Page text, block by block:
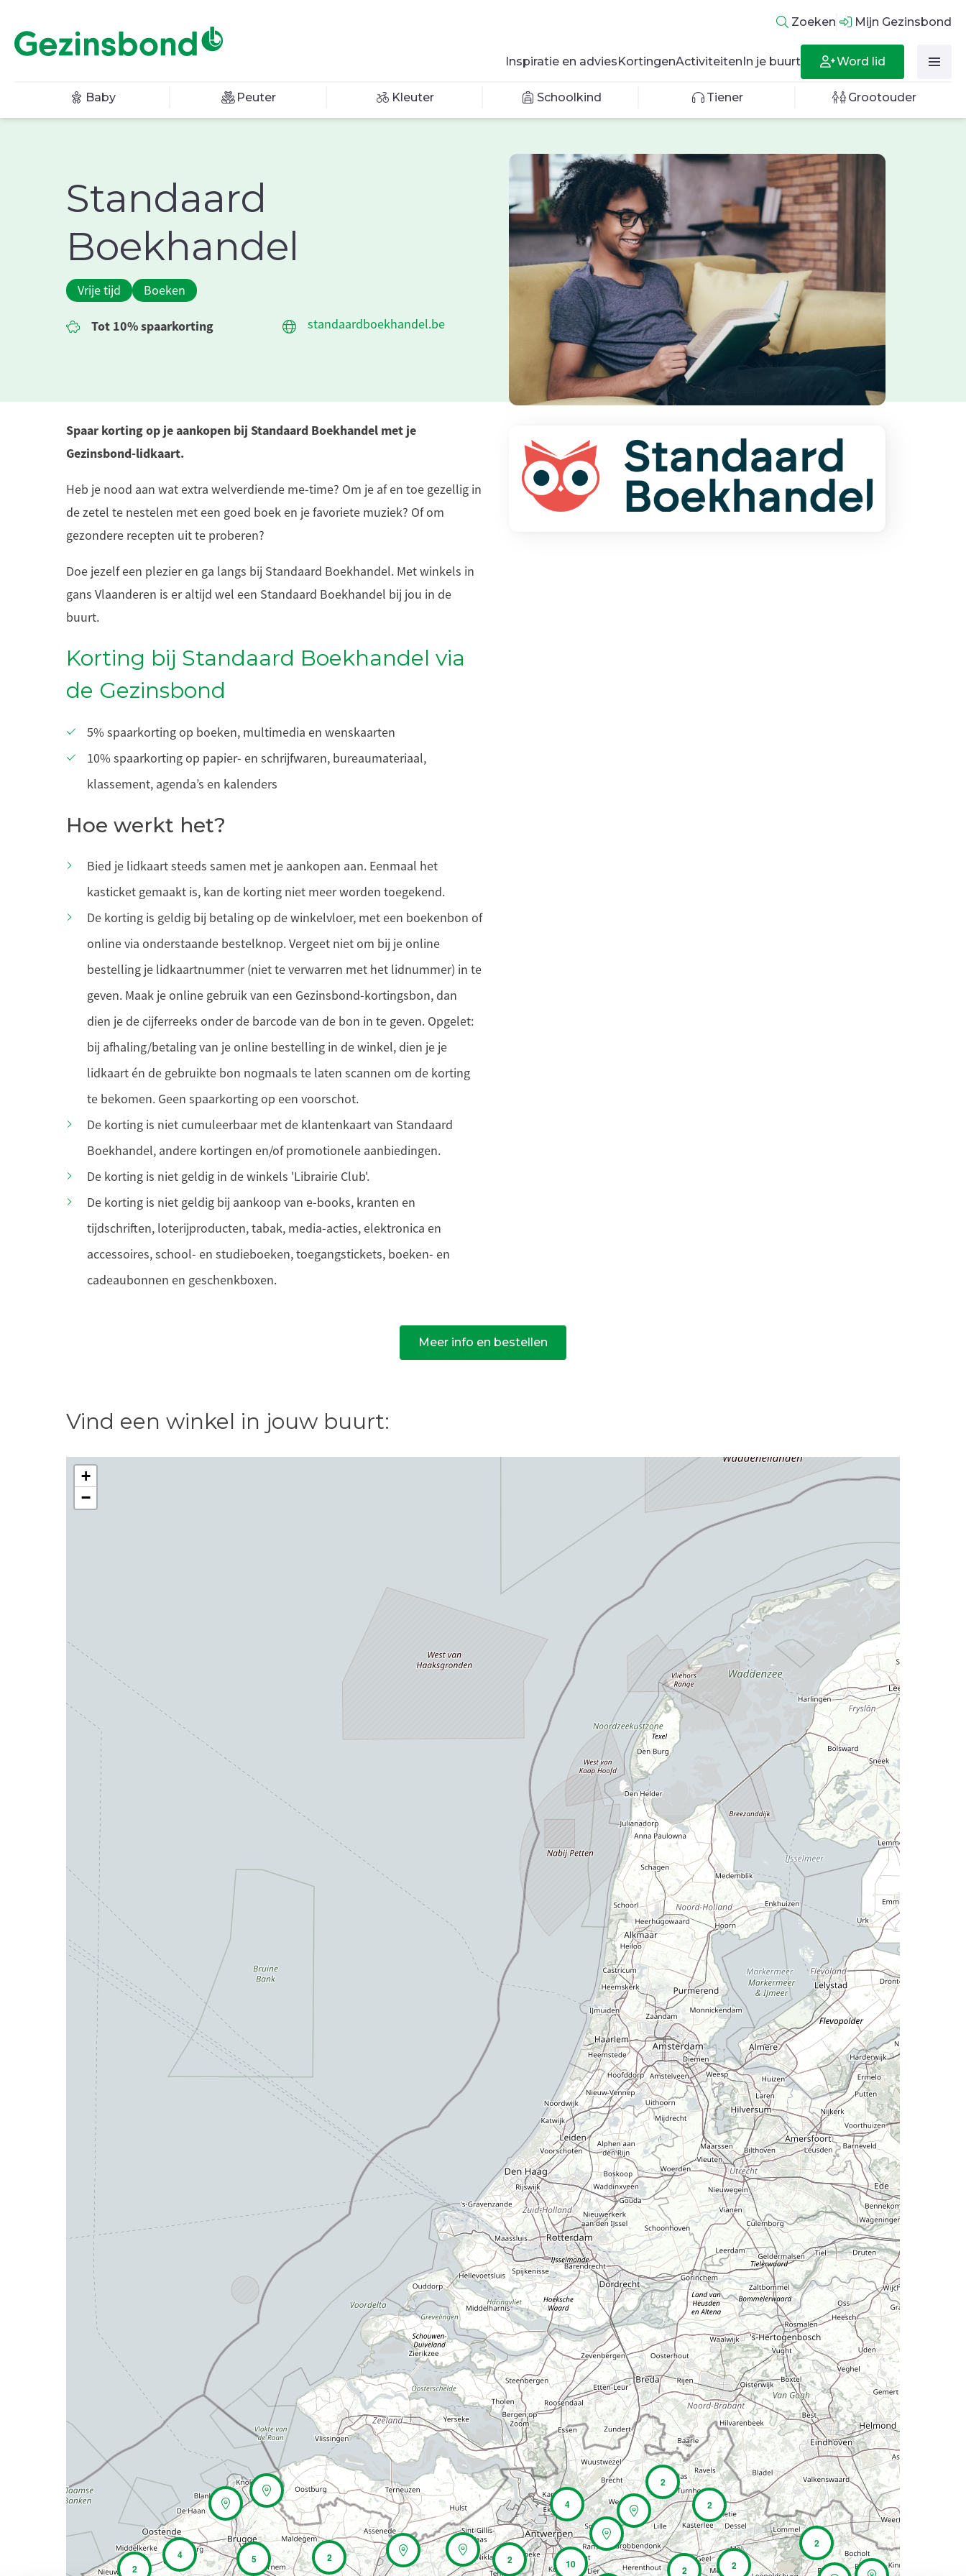
Inspiratie en advies KortingenActiviteiten In je buurt Word lid
Zoeken Mijn Gezinsbond
Baby Peuter Kleuter Schoolkind Tiener Grootouder
Standaard
Boekhandel
Vrije tijd Boeken
Tot 10% spaarkorting standaardboekhandel.be
Spaar korting op je aankopen bij Standaard Boekhandel met je
Gezinsbond-lidkaart.
Heb je nood aan wat extra welverdiende me-time? Om je af en toe gezellig in
de zetel te nestelen met een goed boek en je favoriete muziek? Of om
gezondere recepten uit te proberen?
Doe jezelf een plezier en ga langs bij Standaard Boekhandel. Met winkels in
gans Vlaanderen is er altijd wel een Standaard Boekhandel bij jou in de
buurt.
Korting bij Standaard Boekhandel via
de Gezinsbond
5% spaarkorting op boeken, multimedia en wenskaarten
10% spaarkorting op papier- en schrijfwaren, bureaumateriaal,
klassement, agenda’s en kalenders
Hoe werkt het?
Bied je lidkaart steeds samen met je aankopen aan. Eenmaal het
kasticket gemaakt is, kan de korting niet meer worden toegekend.
De korting is geldig bij betaling op de winkelvloer, met een boekenbon of
online via onderstaande bestelknop. Vergeet niet om bij je online
bestelling je lidkaartnummer (niet te verwarren met het lidnummer) in te
geven. Maak je online gebruik van een Gezinsbond-kortingsbon, dan
dien je de cijferreeks onder de barcode van de bon in te geven. Opgelet:
bij afhaling/betaling van je online bestelling in de winkel, dien je je
lidkaart én de gebruikte bon nogmaals te laten scannen om de korting
te bekomen. Geen spaarkorting op een voorschot.
De korting is niet cumuleerbaar met de klantenkaart van Standaard
Boekhandel, andere kortingen en/of promotionele aanbiedingen.
De korting is niet geldig in de winkels 'Librairie Club'.
De korting is niet geldig bij aankoop van e-books, kranten en
tijdschriften, loterijproducten, tabak, media-acties, elektronica en
accessoires, school- en studieboeken, toegangstickets, boeken- en
cadeaubonnen en geschenkboxen.
Meer info en bestellen
Vind een winkel in jouw buurt:
2
2
4
5
2
2
2 2
4
2 10
2
+
−